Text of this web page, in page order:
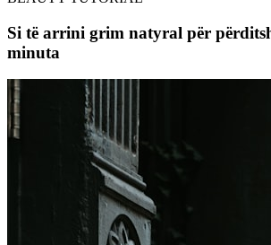
Si të arrini grim natyral për
minuta